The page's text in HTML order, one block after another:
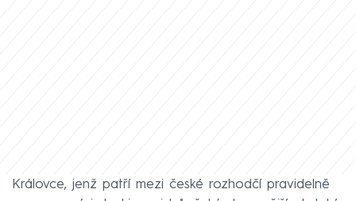
Královce, jenž patří mezi české rozhodčí pravidelně